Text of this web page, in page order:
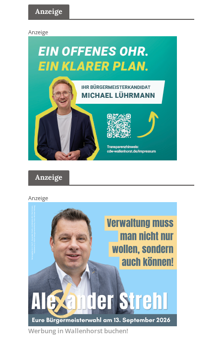
Anzeige
Anzeige
Anzeige
Anzeige
Werbung in Wallenhorst buchen!